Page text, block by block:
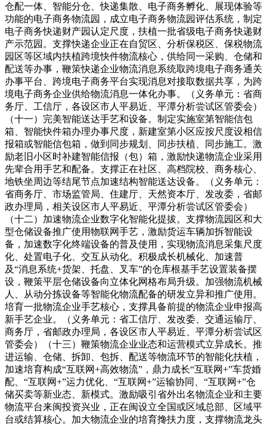
仓配一体、智能分仓、快递集散、电子商务孵化、展现体验等
功能的电子商务物流园，成立电子商务物流园评估系统，制定
电子商务快递财产园认定尺度，扶植一批省级电子商务快递财
产示范园。支撑快递企业正在自贸区、分析保税区、保税物流
园区等区域内扶植跨境快件物流核心，供给同一采购、仓储和
配送等办事，鞭策快递企业物流消息系统取跨境电子商务通关
办事平台、跨境电子商务平台实现消息对接取数据共享，为跨
境电子商务企业供给物流消息一体化办事。（义务单元：省商
务厅、工信厅，各设区市人平易近、平潭分析尝试区管委会）
（十一）完美智能送达手艺和设备。制定实施室第智能信包
箱、智能快件箱办理办事尺度，新建室第小区应按尺度设相信
报箱或智能信包箱，做到同步规划、同步扶植、同步施工。激
励老旧小区时补建智能信报（包）箱，激励快递物流企业采用
先辈合用手艺和配备。支撑正在社区、高档院校、商务核心、
地铁坐周边等结尾节点加速结构智能送达设备。（义务单元：
省商务厅、市场监管局、住建厅、天然资本厅、发改委，省邮
政办理局，相关设区市人平易近、平潭分析尝试区管委会）
（十二）加速物流企业数字化智能化提拔。支撑物流园区和大
型仓储设备推广使用物联网手艺，激励货运车辆加拆智能设
备，加速数字化终端设备的普及使用，实现物流消息采集尺度
化、处置电子化、交互从动化。积极成长机械化、加速普
及“消息系统+货架、托盘、叉车”的仓库根基手艺设置装备摆
设，鞭策平层仓储设备向立体化网格布局升级。加强物流机械
人、从动分拣设备等智能化物流配备的研发立异和推广使用。
培育一批物流企业手艺核心，支撑具备前提的物流企业申报高
新手艺企业。（义务单元：省工信厅、发改委、交通运输厅、
商务厅，省邮政办理局，各设区市人平易近、平潭分析尝试区
管委会）（十三）鞭策物流企业业态和运营模式立异成长。推
进运输、仓储、拆卸、包拆、配送等物流环节的智能化扶植，
加速培育构成“互联网+高效物流”，鼎力成长“互联网+”车货婚
配、“互联网+”运力优化、“互联网+”运输协同、“互联网+”仓
储买卖等新业态、新模式。激励吸引省外出名物流企业和主要
物流平台来闽投资兴业，正在闽设立全国或区域总部、区域平
台或结算核心。加大物流企业的培育搀扶力度，支撑物流龙头